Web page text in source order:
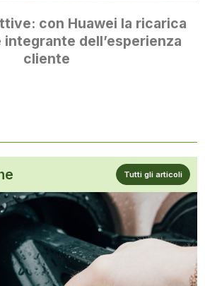
con Huawei la ricarica
dell’esperienza
cliente
Tutti gli articoli